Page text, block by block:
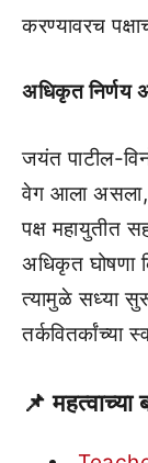
करण्यावरच
अधिकृत निर्णय
जयंत पाटील-
वेग आला असला,
पक्ष महायुतीत
अधिकृत घोषणा
त्यामुळे सध्या
तर्कवितर्कांच्या
📌महत्वाच्या